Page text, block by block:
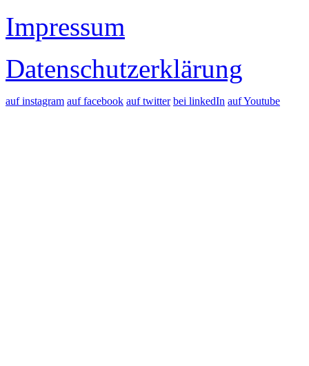
Impressum
Datenschutzerklärung
auf instagram auf facebook auf twitter bei linkedIn auf Youtube